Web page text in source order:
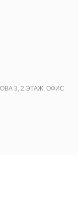
3, 2 ЭТАЖ, ОФИС